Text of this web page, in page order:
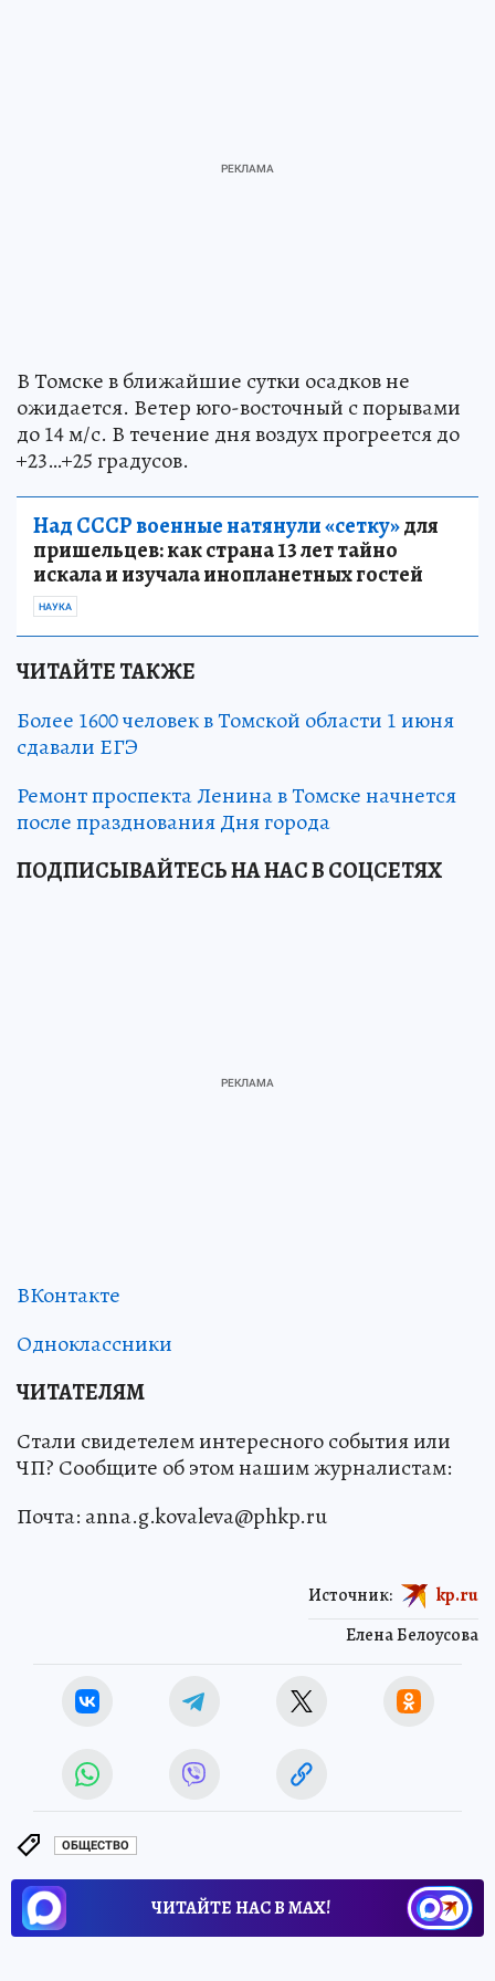
В Томске в ближайшие сутки осадков не
ожидается. Ветер юго-восточный с порывами
до 14 м/с. В течение дня воздух прогреется до
+23…+25 градусов.
Над СССР военные натянули «сетку»для
пришельцев: как страна 13 лет тайно
искала и изучала инопланетных гостей
НАУКА
ЧИТАЙТЕ ТАКЖЕ
Более 1600 человек в Томской области 1 июня
сдавали ЕГЭ
Ремонт проспекта Ленина в Томске начнется
после празднования Дня города
ПОДПИСЫВАЙТЕСЬ НА НАС В СОЦСЕТЯХ
ВКонтакте
Одноклассники
ЧИТАТЕЛЯМ
Стали свидетелем интересного события или
ЧП? Сообщите об этом нашим журналистам:
Почта: anna.g.kovaleva@phkp.ru
Елена Белоусова
Источник: kp.ru
ОБЩЕСТВО
ЧИТАЙТЕ НАС В МАХ!